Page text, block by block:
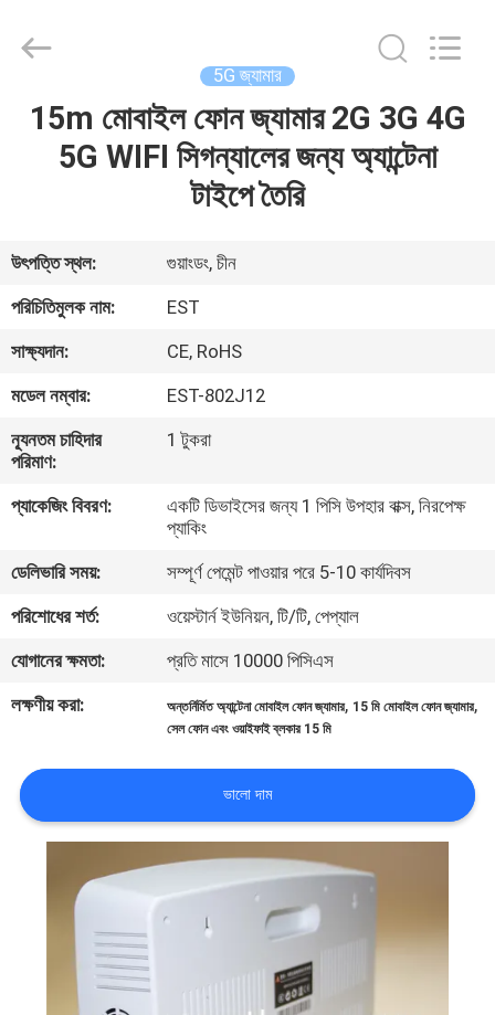
বাড়ি
ভিডিও
সম্পর্কে
কারখানা
মান
নিয়ন্ত্রণ
যোগাযোগ
করুন
খবর
মামলা
উদ্ধৃতির
আবেদন
ELECTRONICS(HK)
CO.,LTD.
5G জ্যামার
15m মোবাইল ফোন জ্যামার 2G 3G 4G
5G WIFI সিগন্যালের জন্য অ্যান্টেনা
টাইপে তৈরি
উৎপত্তি স্থল:
গুয়াংডং, চীন
পরিচিতিমুলক নাম:
EST
সাক্ষ্যদান:
CE, RoHS
মডেল নম্বার:
EST-802J12
ন্যূনতম চাহিদার
পরিমাণ:
1 টুকরা
প্যাকেজিং বিবরণ:
একটি ডিভাইসের জন্য 1 পিসি উপহার বাক্স, নিরপেক্ষ
প্যাকিং
ডেলিভারি সময়:
সম্পূর্ণ পেমেন্ট পাওয়ার পরে 5-10 কার্যদিবস
পরিশোধের শর্ত:
ওয়েস্টার্ন ইউনিয়ন, টি/টি, পেপ্যাল
যোগানের ক্ষমতা:
প্রতি মাসে 10000 পিসিএস
লক্ষণীয় করা:
অন্তর্নির্মিত অ্যান্টেনা মোবাইল ফোন জ্যামার, 15 মি মোবাইল ফোন জ্যামার,
সেল ফোন এবং ওয়াইফাই ব্লকার 15 মি
ভালো দাম